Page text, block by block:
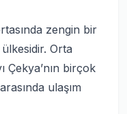
zengin bir
Orta
Çekya’nın birçok
ulaşım